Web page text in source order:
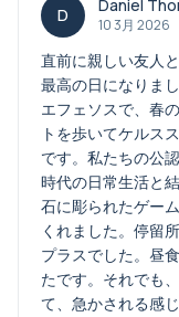
D Daniel
10 3月 2026
直前に親しい友人
最高の日になりま
エフェソスで、春
トを歩いてケルス
です。私たちの公
時代の日常生活と
石に彫られたゲー
くれました。停留
プラスでした。昼
たです。それでも
て、急かされる感